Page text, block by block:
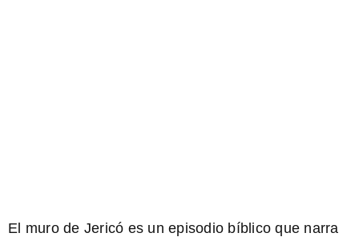
El muro de Jericó es un episodio bíblico que narra